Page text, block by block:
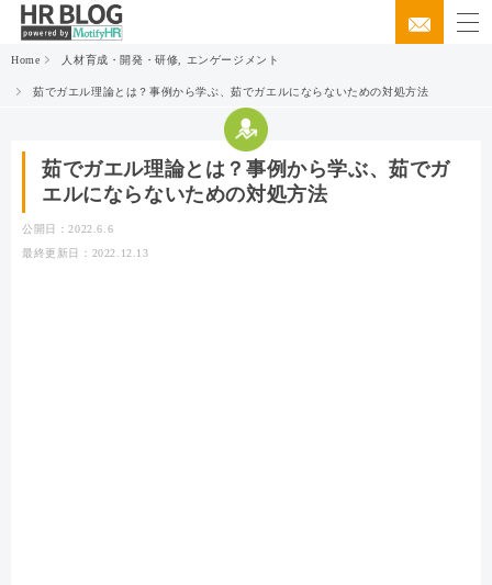
Home 人材育成・開発・研修 エンゲージメント
茹でガエル理論とは？事例から学ぶ、茹でガエルにならないための対処方法
茹でガエル理論とは？事例から学ぶ、茹でガ
エルにならないための対処方法
公開日：2022.6.6
最終更新日：2022.12.13